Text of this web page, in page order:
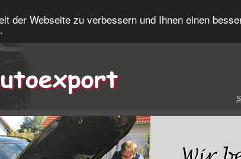
der Webseite zu verbessern und Ihnen einen